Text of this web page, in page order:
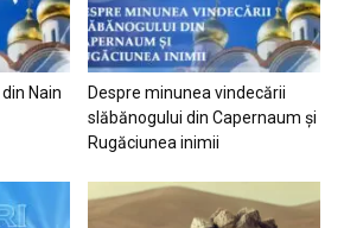
Nain
Despre minunea vindecării
slăbănogului din Capernaum și
Rugăciunea inimii